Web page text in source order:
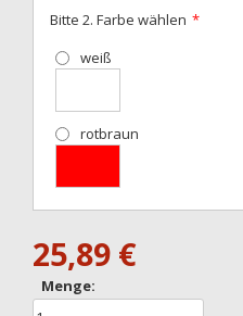
Bitte 2. Farbe wählen
weiß
rotbraun
25,89 €
Menge: